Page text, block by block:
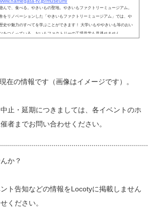
んで、食べる。やきいもの聖地。やきいもファクトリーミュージアム。
をリノベーションした「やきいもファクトリーミュージアム」では、や
史や魅力のすべてを学ぶことができます！ 大学いもややきいも等のおい
をつくっている、おいもファクトリーの工場見学も見逃せません。
在の情報です（画像はイメージです）。
止・延期につきましては、各イベントのホ
者までお問い合わせください。
か？
ト告知などの情報をLocotyに掲載しません
ください。